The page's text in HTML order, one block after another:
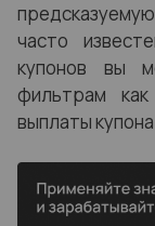
часто
купонов вы
фильтрам
выплаты